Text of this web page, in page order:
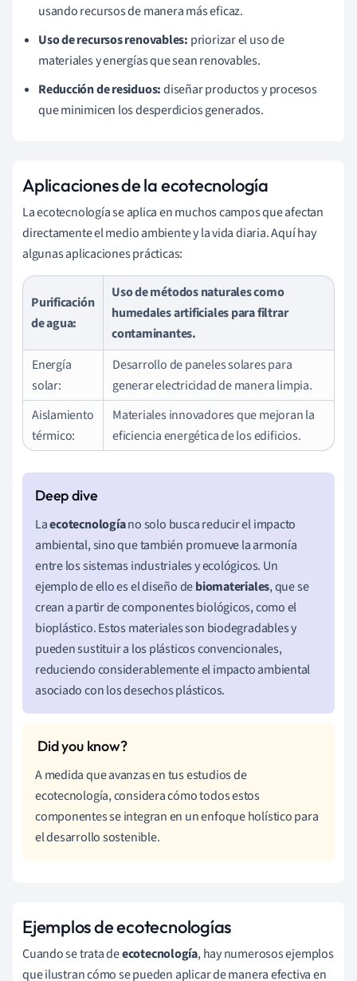
usando recursos de manera más eficaz.
Uso de recursos renovables: priorizar el uso de
materiales y energías que sean renovables.
Reducción de residuos:diseñar productos y procesos
que minimicen los desperdicios generados.
Aplicaciones de la ecotecnología
La ecotecnología se aplica en muchos campos que afectan
directamente el medio ambiente y la vida diaria. Aquí hay
algunas aplicaciones prácticas:
Purificación
de agua:
Uso de métodos naturales como
humedales artificiales para filtrar
contaminantes.
Energía
solar:
Desarrollo de paneles solares para
generar electricidad de manera limpia.
Aislamiento
térmico:
Materiales innovadores que mejoran la
eficiencia energética de los edificios.
Laecotecnologíano solo busca reducir el impacto
ambiental, sino que también promueve la armonía
entre los sistemas industriales y ecológicos. Un
ejemplo de ello es el diseño debiomateriales, que se
crean a partir de componentes biológicos, como el
bioplástico. Estos materiales son biodegradables y
pueden sustituir a los plásticos convencionales,
reduciendo considerablemente el impacto ambiental
asociado con los desechos plásticos.
A medida que avanzas en tus estudios de
ecotecnología, considera cómo todos estos
componentes se integran en un enfoque holístico para
el desarrollo sostenible.
Ejemplos de ecotecnologías
Cuando se trata deecotecnología, hay numerosos ejemplos
que ilustran cómo se pueden aplicar de manera efectiva en